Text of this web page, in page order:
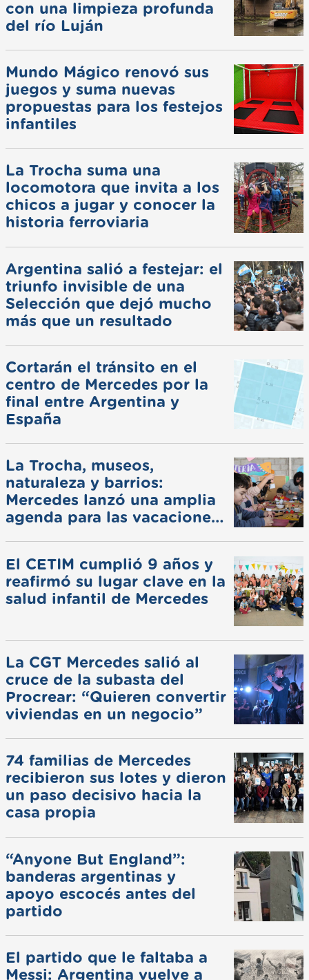
con una limpieza profunda
del río Luján
Mundo Mágico renovó sus
juegos y suma nuevas
propuestas para los festejos
infantiles
La Trocha suma una
locomotora que invita a los
chicos a jugar y conocer la
historia ferroviaria
Argentina salió a festejar: el
triunfo invisible de una
Selección que dejó mucho
más que un resultado
Cortarán el tránsito en el
centro de Mercedes por la
final entre Argentina y
España
La Trocha, museos,
naturaleza y barrios:
Mercedes lanzó una amplia
agenda para las vacaciones
El CETIM cumplió 9 años y
reafirmó su lugar clave en la
salud infantil de Mercedes
La CGT Mercedes salió al
cruce de la subasta del
Procrear: “Quieren convertir
viviendas en un negocio”
74 familias de Mercedes
recibieron sus lotes y dieron
un paso decisivo hacia la
casa propia
“Anyone But England”:
banderas argentinas y
apoyo escocés antes del
partido
El partido que le faltaba a
Messi: Argentina vuelve a